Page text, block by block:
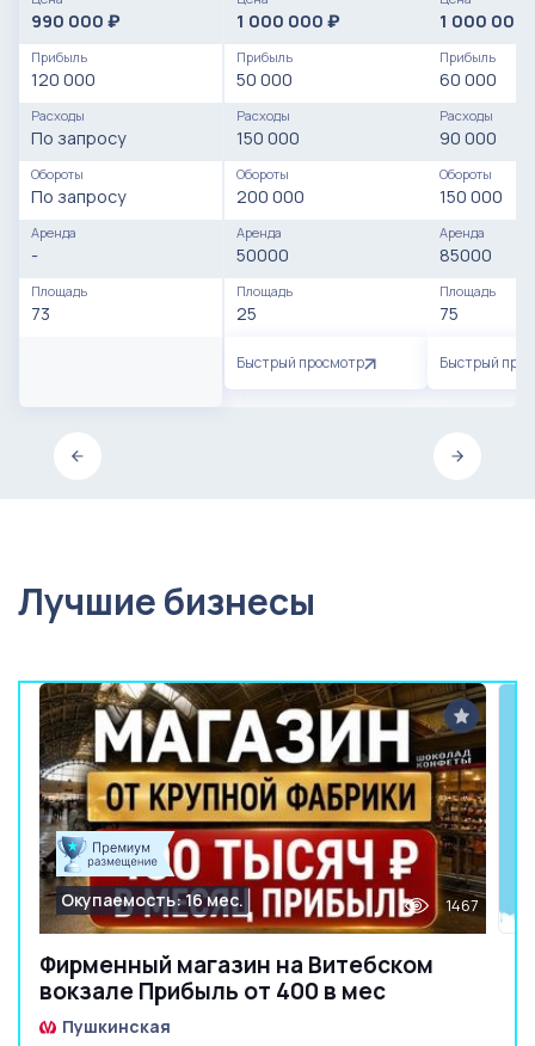
990 000 ₽
Прибыль
120 000
Расходы
По запросу
Обороты
По запросу
Аренда
-
Площадь
73
1 000 000 ₽
Прибыль
50 000
Расходы
150 000
Обороты
200 000
Аренда
50000
Площадь
25
Быстрый просмотр
1 000 000
Прибыль
60 000
Расходы
90 000
Обороты
150 000
Аренда
85000
Площадь
75
Быстрый
Лучшие бизнесы
Фирменный магазин на Витебском
вокзале Прибыль от 400 в мес
Окупаемость: 16 мес. 1467
Пушкинская